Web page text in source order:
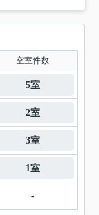
空室件数
5室
2室
3室
1室
-